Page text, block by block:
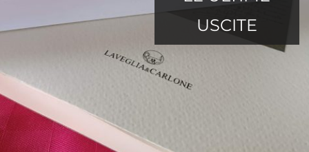
USCITE